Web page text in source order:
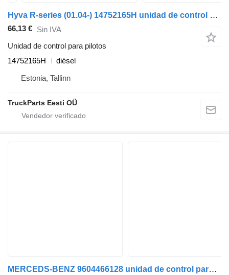
Hyva R-series (01.04-) 14752165H unidad de control para pilotos para Scania P,G,R,T-series (2004-2017) cabeza tractora
66,13 € Sin IVA
Unidad de control para pilotos
14752165H
diésel
Estonia, Tallinn
TruckParts Eesti OÜ
MERCEDS-BENZ 9604466128 unidad de control para pilotos para Mercedes-Benz Antos, Arocs, Actros MP4 (2012-) cabeza tractora